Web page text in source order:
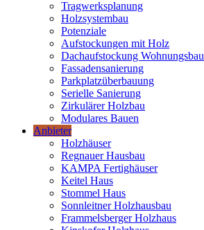
Tragwerksplanung
Holzsystembau
Potenziale
Aufstockungen mit Holz
Dachaufstockung Wohnungsbau
Fassadensanierung
Parkplatzüberbauung
Serielle Sanierung
Zirkulärer Holzbau
Modulares Bauen
Anbieter
Holzhäuser
Regnauer Hausbau
KAMPA Fertighäuser
Keitel Haus
Stommel Haus
Sonnleitner Holzhausbau
Frammelsberger Holzhaus